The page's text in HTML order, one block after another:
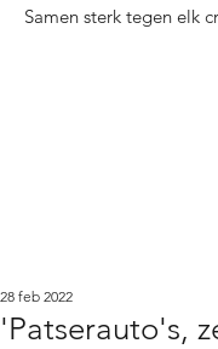
Samen sterk tegen elk
'Patserauto's,
28 feb 2022